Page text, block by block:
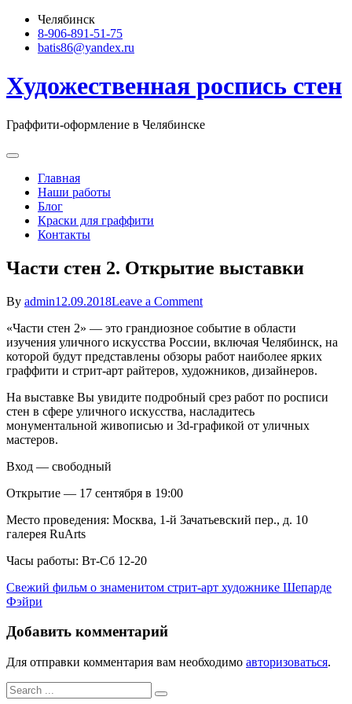
Skip
content
Челябинск
8-906-891-51-75
batis86@yandex.ru
Художественная роспись стен
Граффити-оформление в Челябинске
Главная
Наши работы
Блог
Краски для граффити
Контакты
Части стен 2. Открытие выставки
By admin12.09.2018Leave a Commenton
стен
2.
Открытие
выставки
«Части стен 2» — это грандиозное событие в области
изучения уличного искусства России, включая Челябинск, на
которой будут представлены обзоры работ наиболее ярких
граффити и стрит-арт райтеров, художников, дизайнеров.
На выставке Вы увидите подробный срез работ по росписи
стен в сфере уличного искусства, насладитесь
монументальной живописью и 3d-графикой от уличных
мастеров.
Вход — свободный
Открытие — 17 сентября в 19:00
Место проведения: Москва, 1-й Зачатьевский пер., д. 10
галерея RuArts
Часы работы: Вт-Сб 12-20
Навигация
по
записям
Свежий фильм о знаменитом стрит-арт художнике Шепарде
Фэйри
Добавить комментарий
Для отправки комментария вам необходимо авторизоваться.
Search